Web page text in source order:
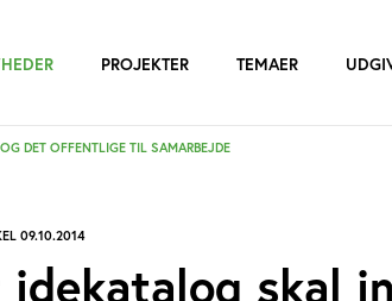
PROJEKTER TEMAER
DET OFFENTLIGE TIL SAMARBEJDE
09.10.2014
skal